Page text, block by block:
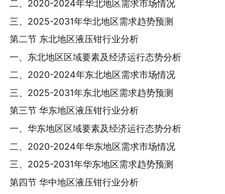
二、2020-2024年华北地区需求市场情况
三、2025-2031年华北地区需求趋势预测
第二节 东北地区液压钳行业分析
一、东北地区区域要素及经济运行态势分析
二、2020-2024年东北地区需求市场情况
三、2025-2031年东北地区需求趋势预测
第三节 华东地区液压钳行业分析
一、华东地区区域要素及经济运行态势分析
二、2020-2024年华东地区需求市场情况
三、2025-2031年华东地区需求趋势预测
第四节 华中地区液压钳行业分析